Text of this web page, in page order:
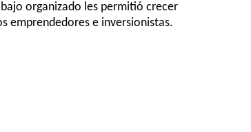
organizado les permitió crecer
emprendedores e inversionistas.